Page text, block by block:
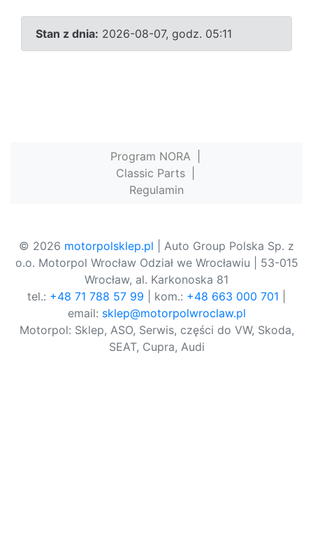
Stan z dnia: 2026-08-07, godz. 05:11
Program NORA
Classic Parts
Regulamin
© 2026 motorpolsklep.pl | Auto Group Polska Sp. z
o.o. Motorpol Wrocław Odział we Wrocławiu | 53-015
Wrocław, al. Karkonoska 81
tel.: +48 71 788 57 99 | kom.: +48 663 000 701
email: sklep@motorpolwroclaw.pl
Motorpol: Sklep, ASO, Serwis, części do VW, Skoda,
SEAT, Cupra, Audi